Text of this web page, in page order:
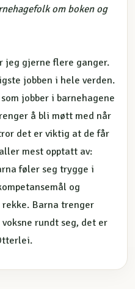
om boken og
jeg gjerne flere ganger.
jobben i hele verden.
jobber i barnehagene
å bli møtt med når
det er viktig at de får
mest opptatt av:
føler seg trygge i
og
Barna trenger
rundt seg, det er